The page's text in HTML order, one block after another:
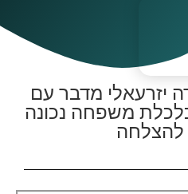
– יהודה יזרעאלי מדבר עם
משפחה נכונה
להצלחה